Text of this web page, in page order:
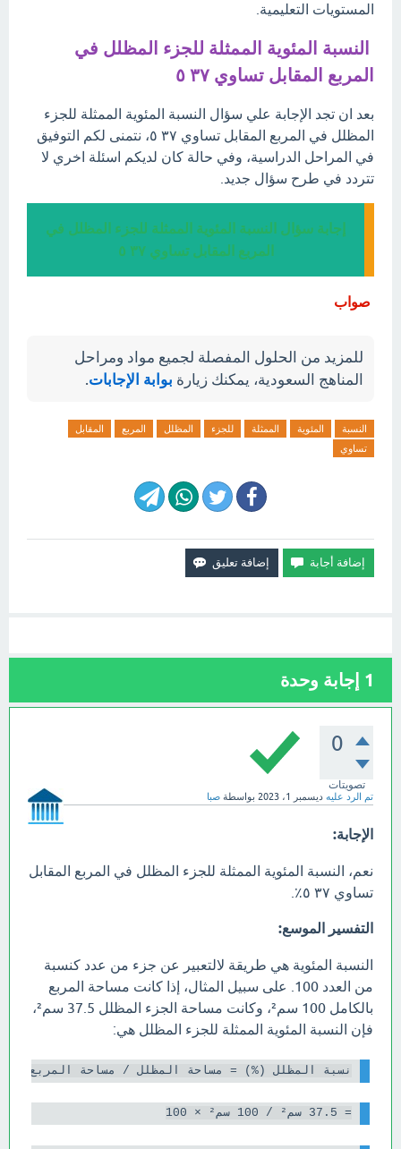
المستويات التعليمية.
النسبة المئوية الممثلة للجزء المظلل في
المربع المقابل تساوي ٣٧ ٥
بعد ان تجد الإجابة علي سؤال النسبة المئوية الممثلة للجزء
المظلل في المربع المقابل تساوي ٣٧ ٥، نتمنى لكم التوفيق
في المراحل الدراسية، وفي حالة كان لديكم اسئلة اخري لا
تتردد في طرح سؤال جديد.
إجابة سؤال النسبة المئوية الممثلة للجزء المظلل في
المربع المقابل تساوي ٣٧ ٥
صواب
للمزيد من الحلول المفصلة لجميع مواد ومراحل
المناهج السعودية، يمكنك زيارة بوابة الإجابات.
النسبة المئوية الممثلة للجزء المظلل المربع
المقابل
تساوي
1 إجابة وحدة
0
تصويتات
تم الرد عليه ديسمبر 1، 2023 بواسطة صبا
الإجابة:
نعم، النسبة المئوية الممثلة للجزء المظلل في المربع المقابل
تساوي ٣٧ ٥٪.
التفسير الموسع:
النسبة المئوية هي طريقة لالتعبير عن جزء من عدد كنسبة
من العدد 100. على سبيل المثال، إذا كانت مساحة المربع
بالكامل 100 سم²، وكانت مساحة الجزء المظلل 37.5 سم²،
فإن النسبة المئوية الممثلة للجزء المظلل هي:
نسبة المظلل (%) = مساحة المظلل / مساحة المربع × 100
= 37.5 سم² / 100 سم² × 100